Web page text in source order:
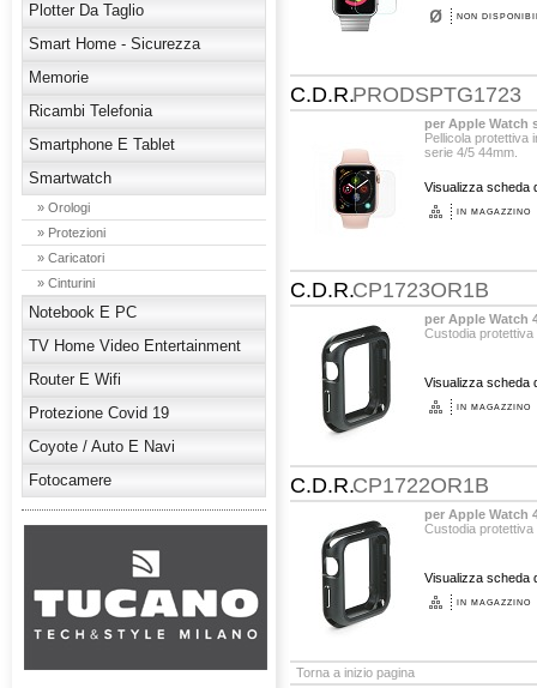
Plotter Da Taglio
Smart Home - Sicurezza
Memorie
Ricambi Telefonia
Smartphone E Tablet
Smartwatch
» Orologi
» Protezioni
» Caricatori
» Cinturini
Notebook E PC
TV Home Video Entertainment
Router E Wifi
Protezione Covid 19
Coyote / Auto E Navi
Fotocamere
NON
C.D.R.PRODSPTG1723
per Apple Watch
Pellicola protettiva
serie 4/5 44mm.
Visualizza scheda
IN MAGAZZINO
C.D.R.CP1723OR1B
per Apple Watch
Custodia protettiva
Visualizza scheda
IN MAGAZZINO
C.D.R.CP1722OR1B
per Apple Watch
Custodia protettiva
Visualizza scheda
IN MAGAZZINO
Torna a inizio pagina